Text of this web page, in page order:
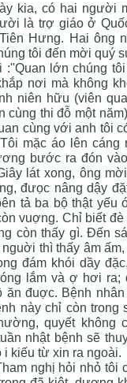
kia, có hai người
là trợ giáo ở
Hưng. Hai ông
tôi đến mời quý
:"Quan lớn chúng
nơi mà không
niên hữu (viên
cùng thi đỗ một
cùng với anh tôi
mặc áo lên
bước ra đón
lát xong, ông
đưọc nâng dậy
tả ba bộ thật yếu
vuợng. Chỉ biết
còn thấy gì. Đến
thì thấy âm
đám khói dầy
lắm và ợ hơi ra;
ăn đuợc. Bệnh
này chỉ còn
quyết
nhật bệnh sẽ
i kiếu từ xin ra ngoài.
nghị hỏi nhỏ tôi